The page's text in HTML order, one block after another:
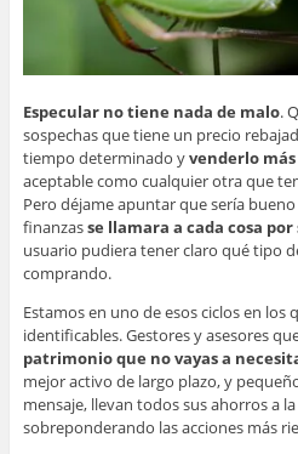
Especular no tiene nada de malo.
sospechas que tiene un precio
tiempo determinado yvenderlo
aceptable como cualquier otra que
Pero déjame apuntar que sería
finanzasse llamara a cada cosa
usuario pudiera tener claro qué tipo
comprando.
Estamos en uno de esos ciclos en los
identificables. Gestores y asesores
patrimonio que no vayas a
mejor activo de largo plazo, y
mensaje, llevan todos sus ahorros a
sobreponderando las acciones más